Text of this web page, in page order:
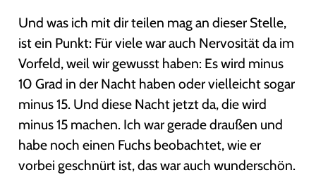
Und was ich mit dir teilen mag an dieser Stelle,
ist ein Punkt: Für viele war auch Nervosität da im
Vorfeld, weil wir gewusst haben: Es wird minus
10 Grad in der Nacht haben oder vielleicht sogar
minus 15. Und diese Nacht jetzt da, die wird
minus 15 machen. Ich war gerade draußen und
habe noch einen Fuchs beobachtet, wie er
vorbei geschnürt ist, das war auch wunderschön.